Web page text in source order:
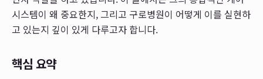
시스템이 왜 중요한지, 그리고 구로병원이 어떻게 이를 실현하
고 있는지 깊이 있게 다루고자 합니다.
핵심 요약